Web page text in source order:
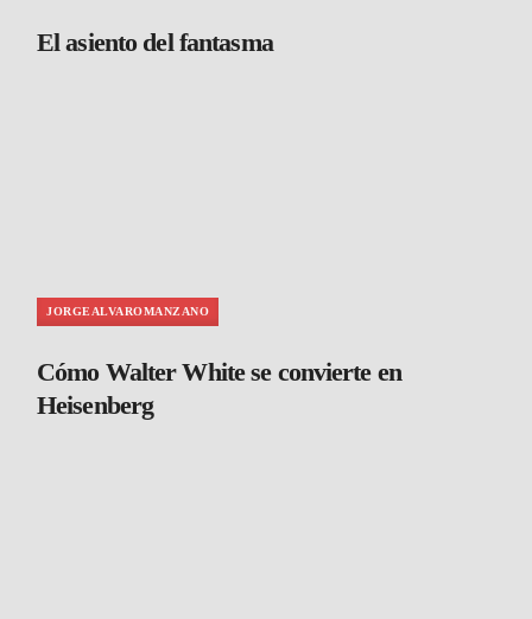
El asiento del fantasma
JORGEALVAROMANZANO
Cómo Walter White se convierte en
Heisenberg